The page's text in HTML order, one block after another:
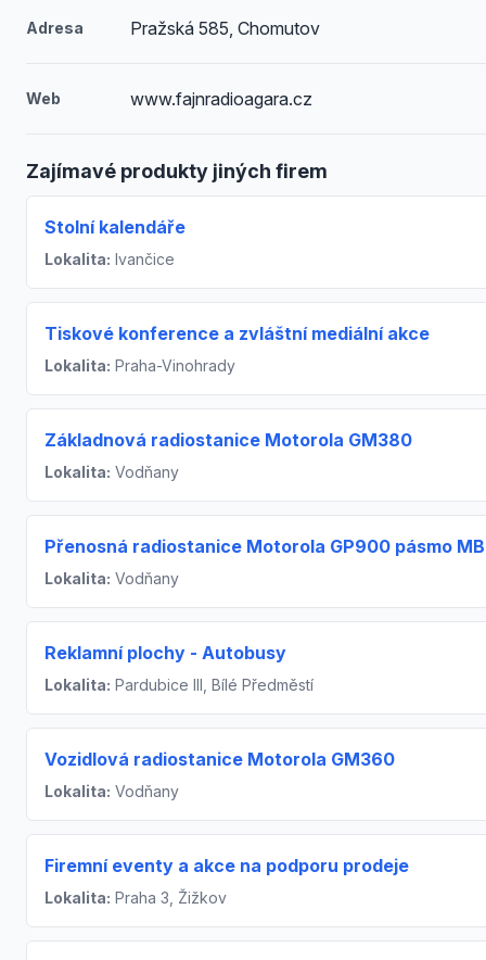
Adresa Pražská 585, Chomutov
Web www.fajnradioagara.cz
Zajímavé produkty jiných firem
Stolní kalendáře
Lokalita: Ivančice
Tiskové konference a zvláštní mediální akce
Lokalita: Praha-Vinohrady
Základnová radiostanice Motorola GM380
Lokalita: Vodňany
Přenosná radiostanice Motorola GP900 pásmo MB
Lokalita: Vodňany
Reklamní plochy - Autobusy
Lokalita: Pardubice III, Bílé Předměstí
Vozidlová radiostanice Motorola GM360
Lokalita: Vodňany
Firemní eventy a akce na podporu prodeje
Lokalita: Praha 3, Žižkov